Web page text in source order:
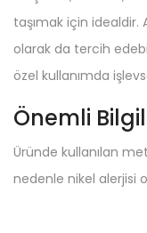
taşımak için idealdir.
olarak da tercih
özel kullanımda
Önemli
Üründe kullanılan
nedenle nikel alerjisi